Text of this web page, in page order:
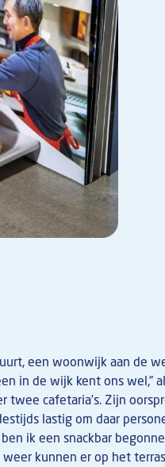
een woonwijk aan de
in de wijk kent ons wel,”
twee cafetaria’s. Zijn
lastig om daar
ik een snackbar
kunnen er op het